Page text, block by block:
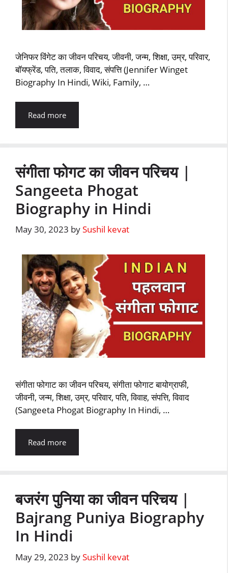
जेनिफर विंगेट का जीवन परिचय, जीवनी, जन्म, शिक्षा, उम्र, परिवार,
बॉयफ्रेंड, पति, तलाक, विवाद, संपत्ति (Jennifer Winget
Biography In Hindi, Wiki, Family, …
Read more
संगीता फोगट का जीवन परिचय |
Sangeeta Phogat
Biography in Hindi
May 30, 2023 bySushil kevat
संगीता फोगाट का जीवन परिचय, संगीता फोगाट बायोग्राफी,
जीवनी, जन्म, शिक्षा, उम्र, परिवार, पति, विवाह, संपत्ति, विवाद
(Sangeeta Phogat Biography In Hindi, …
Read more
बजरंग पुनिया का जीवन परिचय |
Bajrang Puniya Biography
In Hindi
May 29, 2023 bySushil kevat